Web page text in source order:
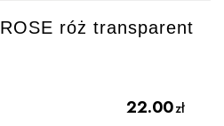
róż transparent
22.00zł